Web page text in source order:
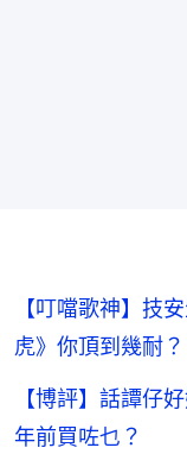
【叮噹歌神】技
虎》你頂到幾耐？
【博評】話譚仔
年前買咗乜？